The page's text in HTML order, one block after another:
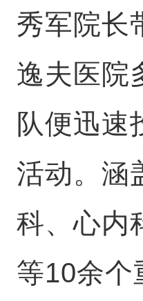
秀军院长
逸夫医院
队便迅速
活动。涵
科、心内
等10余个